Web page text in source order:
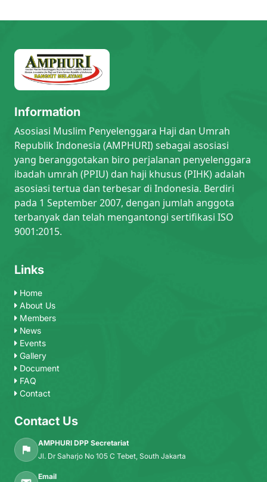
Information
Asosiasi Muslim Penyelenggara Haji dan Umrah
Republik Indonesia (AMPHURI) sebagai asosiasi
yang beranggotakan biro perjalanan penyelenggara
ibadah umrah (PPIU) dan haji khusus (PIHK) adalah
asosiasi tertua dan terbesar di Indonesia. Berdiri
pada 1 September 2007, dengan jumlah anggota
terbanyak dan telah mengantongi sertifikasi ISO
9001:2015.
Links
Home
About Us
Members
News
Events
Gallery
Document
FAQ
Contact
Contact Us
AMPHURI DPP Secretariat
Jl. Dr Saharjo No 105 C Tebet, South Jakarta
Email